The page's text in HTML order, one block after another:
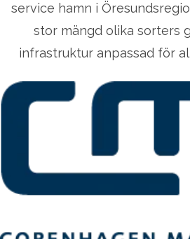
service hamn i
stor mängd olika sorters
infrastruktur anpassad för